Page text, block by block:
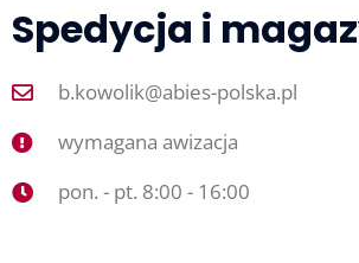
Spedycja i
b.kowolik@abies-polska.pl
wymagana awizacja
pon. - pt. 8:00 - 16:00